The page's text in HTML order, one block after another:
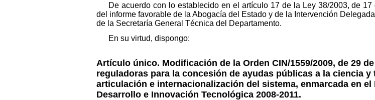
De acuerdo con lo establecido en el artículo 17 de la Ley 38/2003, de
del informe favorable de la Abogacía del Estado y de la Intervención
de la Secretaría General Técnica del Departamento.
En su virtud, dispongo:
Artículo único. Modificación de la Orden CIN/1559/2009, de 29
reguladoras para la concesión de ayudas públicas a la ciencia
articulación e internacionalización del sistema, enmarcada en
Desarrollo e Innovación Tecnológica 2008-2011.